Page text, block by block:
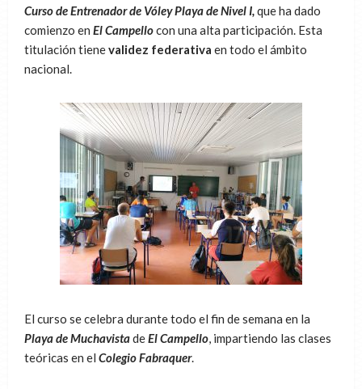
Curso de Entrenador de Vóley Playa de Nivel I,que ha dado
comienzo en El Campellocon una alta participación. Esta
titulación tienevalidez federativa en todo el ámbito
nacional.
El curso se celebra durante todo el fin de semana en la
Playa de MuchavistadeEl Campello, impartiendo las clases
teóricas en el Colegio Fabraquer.